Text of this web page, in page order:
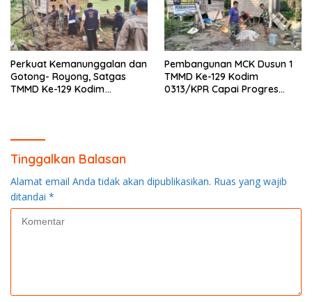
Perkuat Kemanunggalan dan
Gotong- Royong, Satgas
TMMD Ke-129 Kodim
Pembangunan MCK Dusun 1
TMMD Ke-129 Kodim
0313/KPR Capai Progres
Tinggalkan Balasan
Alamat email Anda tidak akan dipublikasikan. Ruas yang wajib
ditandai *